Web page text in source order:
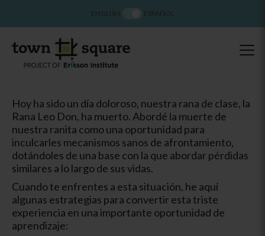
Hoy ha sido un día doloroso, nuestra rana de clase, la
Rana Leo Don, ha muerto. Abordé la muerte de
nuestra ranita como una oportunidad para
inculcarles mecanismos sanos de afrontamiento,
dotándoles de una base con la que abordar pérdidas
similares a lo largo de sus vidas.
Cuando te enfrentes a esta situación, he aquí
algunas estrategias para convertir esta triste
experiencia en una importante oportunidad de
aprendizaje: